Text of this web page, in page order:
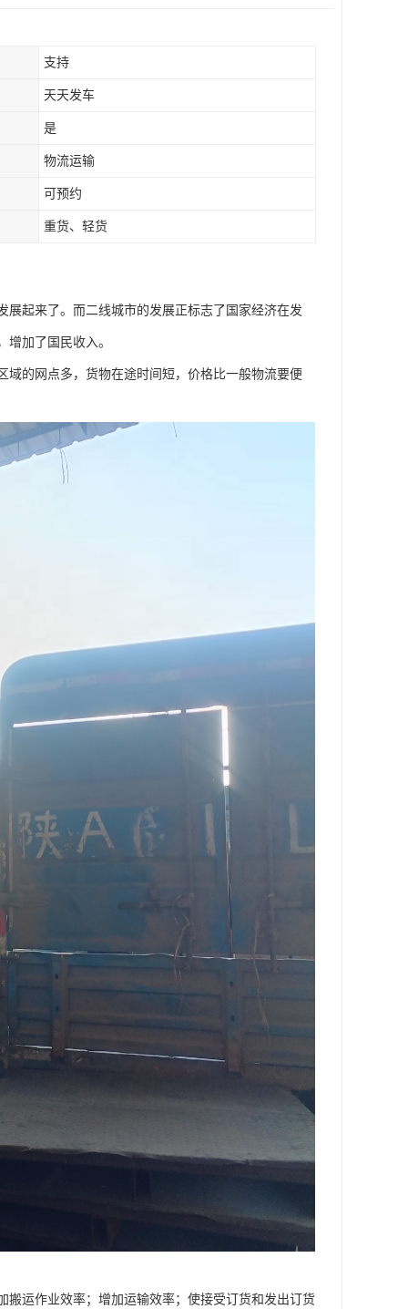
支持
天天发车
是
物流运输
可预约
重货、轻货
起来了。而二线城市的发展正标志了国家经济在发
加了国民收入。
的网点多，货物在途时间短，价格比一般物流要便
运作业效率；增加运输效率；使接受订货和发出订货